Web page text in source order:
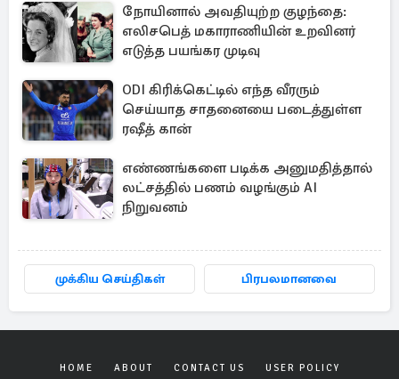
நோயினால் அவதியுற்ற குழந்தை:
எலிசபெத் மகாராணியின் உறவினர்
எடுத்த பயங்கர முடிவு
ODI கிரிக்கெட்டில் எந்த வீரரும்
செய்யாத சாதனையை படைத்துள்ள
ரஷீத் கான்
எண்ணங்களை படிக்க அனுமதித்தால்
லட்சத்தில் பணம் வழங்கும் AI
நிறுவனம்
முக்கிய செய்திகள் பிரபலமானவை
HOME ABOUT CONTACT US USER POLICY